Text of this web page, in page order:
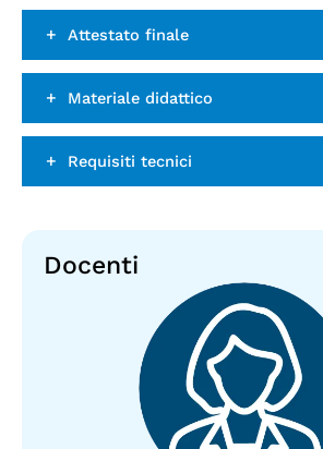
Attestato finale
Materiale didattico
Requisiti tecnici
Docenti